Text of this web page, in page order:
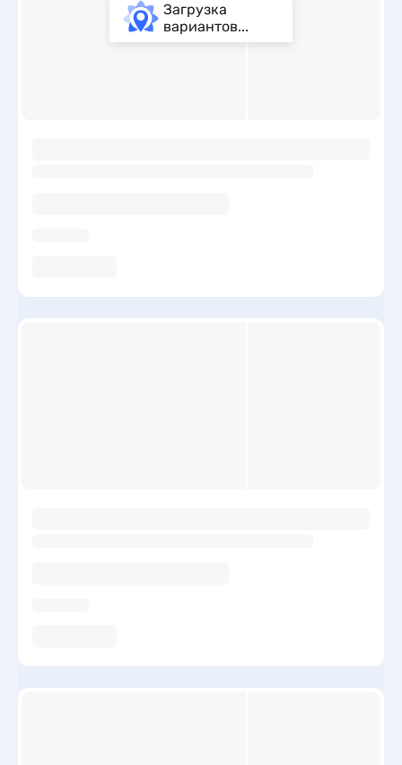
Загрузка
вариантов...